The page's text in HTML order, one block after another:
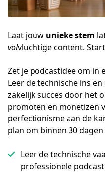
Laat jouw unieke stem
volvluchtige content.
Zet je podcastidee om in
Leer de technische ins
zakelijk succes door het
promoten en monetizen
perfectionisme aan de
plan om binnen 30
Leer de technische
professionele